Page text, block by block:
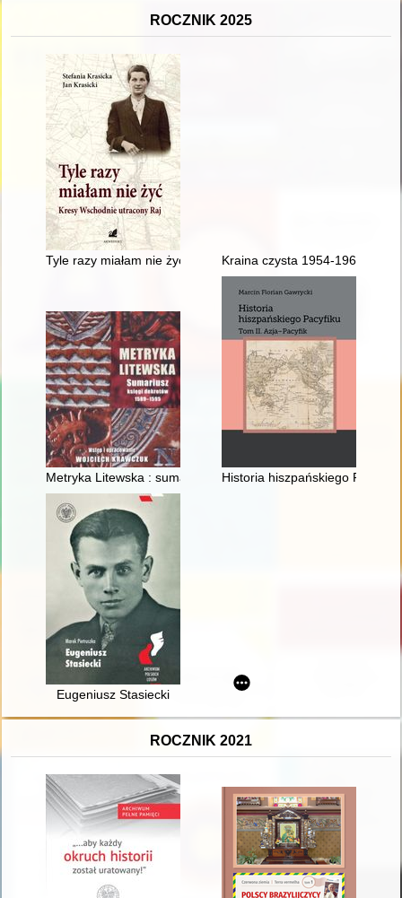
ROCZNIK 2025
Tyle razy miałam nie żyć : Kresy Wschodnie : utracony raj
Kraina czysta 1954-1964
Metryka Litewska : sumariusz księgi dekretów 1589-1595 :
Historia hiszpańskiego
Eugeniusz Stasiecki
ROCZNIK 2021